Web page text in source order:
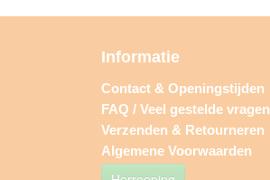
Informatie
Contact & Openingstijden
FAQ / Veel gestelde vragen
Verzenden & Retourneren
Algemene Voorwaarden